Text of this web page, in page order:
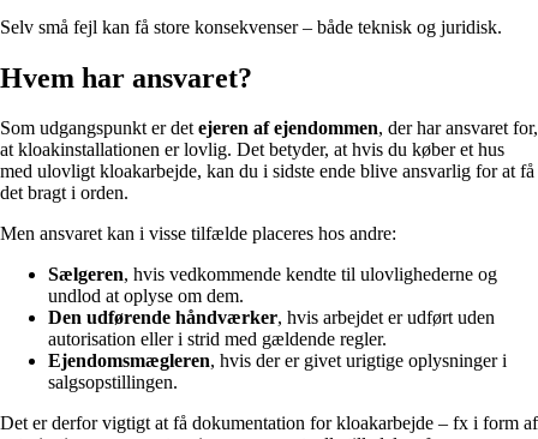
Selv små fejl kan få store konsekvenser – både teknisk og juridisk.
Hvem har ansvaret?
Som udgangspunkt er detejeren af ejendommen, der har ansvaret for,
at kloakinstallationen er lovlig. Det betyder, at hvis du køber et hus
med ulovligt kloakarbejde, kan du i sidste ende blive ansvarlig for at få
det bragt i orden.
Men ansvaret kan i visse tilfælde placeres hos andre:
Sælgeren, hvis vedkommende kendte til ulovlighederne og
undlod at oplyse om dem.
Den udførende håndværker, hvis arbejdet er udført uden
autorisation eller i strid med gældende regler.
Ejendomsmægleren, hvis der er givet urigtige oplysninger i
salgsopstillingen.
Det er derfor vigtigt at få dokumentation for kloakarbejde – fx i form af